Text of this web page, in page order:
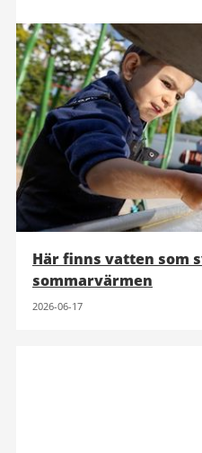
Här finns vatten som
sommarvärmen
2026-06-17